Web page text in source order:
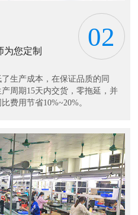
为您定制 02
生产成本，在保证品质的同
周期15天内交货，零拖延，并
费用节省10%~20%。